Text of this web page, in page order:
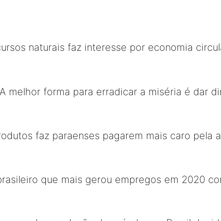
naturais faz interesse por economia
melhor forma para erradicar a miséria é dar
faz paraenses pagarem mais caro pela
que mais gerou empregos em 2020